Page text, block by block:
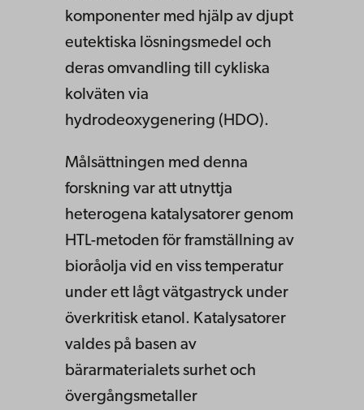
komponenter med hjälp av djupt
eutektiska lösningsmedel och
deras omvandling till cykliska
kolväten via
hydrodeoxygenering (HDO).
Målsättningen med denna
forskning var att utnyttja
heterogena katalysatorer genom
HTL-metoden för framställning av
bioråolja vid en viss temperatur
under ett lågt vätgastryck under
överkritisk etanol. Katalysatorer
valdes på basen av
bärarmaterialets surhet och
övergångsmetaller